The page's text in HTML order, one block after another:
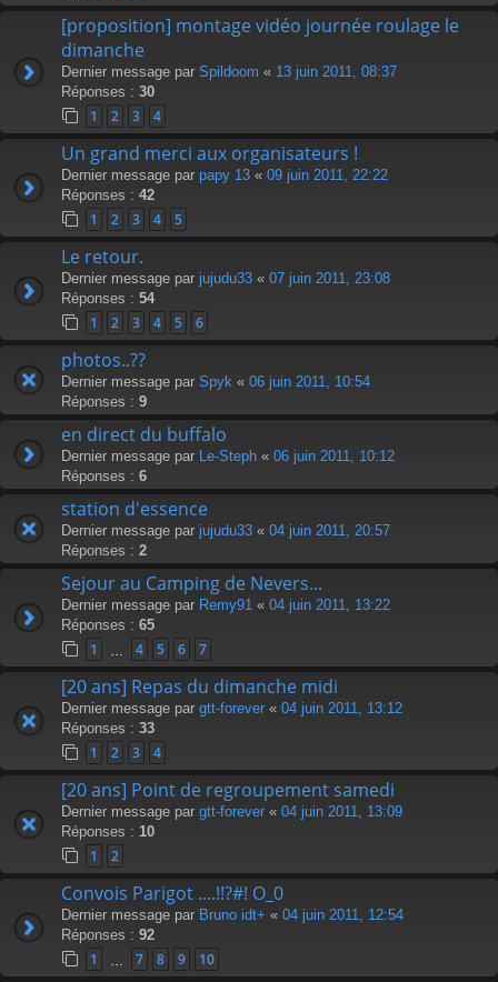
[proposition] montage vidéo journée roulage le
dimanche
Dernier message par Spildoom « 13 juin 2011, 08:37
Réponses : 30
1 2 3 4
Un grand merci aux organisateurs !
Dernier message par papy 13 « 09 juin 2011, 22:22
Réponses : 42
1 2 3 4 5
Le retour.
Dernier message par jujudu33 « 07 juin 2011, 23:08
Réponses : 54
1 2 3 4 5 6
photos..??
Dernier message par Spyk « 06 juin 2011, 10:54
Réponses : 9
en direct du buffalo
Dernier message par Le-Steph « 06 juin 2011, 10:12
Réponses : 6
station d'essence
Dernier message par jujudu33 « 04 juin 2011, 20:57
Réponses : 2
Sejour au Camping de Nevers...
Dernier message par Remy91 « 04 juin 2011, 13:22
Réponses : 65
1 4 5 6 7
[20 ans] Repas du dimanche midi
Dernier message par gtt-forever « 04 juin 2011, 13:12
Réponses : 33
1 2 3 4
[20 ans] Point de regroupement samedi
Dernier message par gtt-forever « 04 juin 2011, 13:09
Réponses : 10
1 2
Convois Parigot ....!!?#! O_0
Dernier message par Bruno idt+ « 04 juin 2011, 12:54
Réponses : 92
1 7 8 9 10